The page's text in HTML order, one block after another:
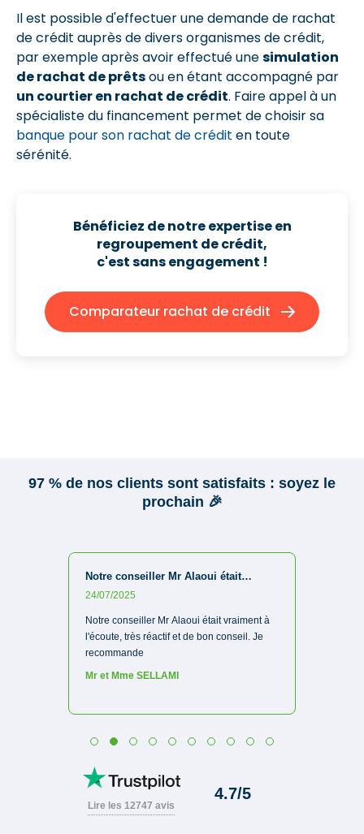
Il est possible d'effectuer une demande de rachat
de crédit auprès de divers organismes de crédit,
par exemple après avoir effectué unesimulation
de rachat de prêtsou en étant accompagné par
un courtier en rachat de crédit. Faire appel à un
spécialiste du financement permet de choisir sa
banque pour son rachat de crédit en toute
sérénité.
Bénéficiez de notre expertise en
regroupement de crédit,
c'est sans engagement !
Comparateur rachat de crédit